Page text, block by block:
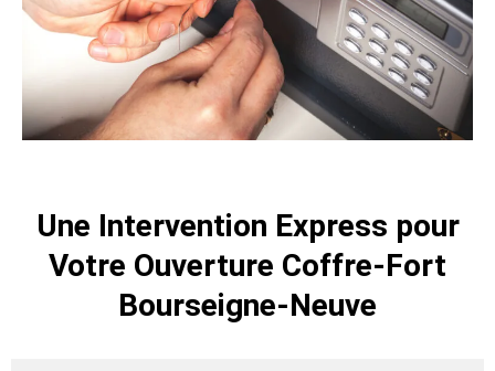
Une Intervention Express pour
Votre Ouverture Coffre-Fort
Bourseigne-Neuve